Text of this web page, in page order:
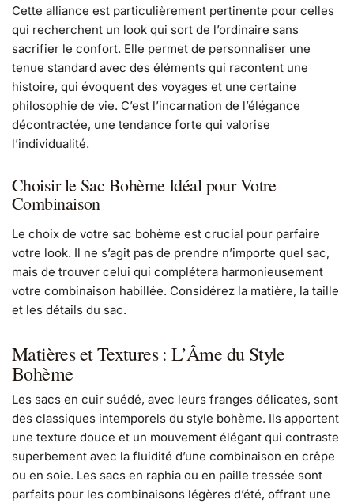
Cette alliance est particulièrement pertinente pour celles
qui recherchent un look qui sort de l’ordinaire sans
sacrifier le confort. Elle permet de personnaliser une
tenue standard avec des éléments qui racontent une
histoire, qui évoquent des voyages et une certaine
philosophie de vie. C’est l’incarnation de l’élégance
décontractée, une tendance forte qui valorise
l’individualité.
Choisir le Sac Bohème Idéal pour Votre
Combinaison
Le choix de votre sac bohème est crucial pour parfaire
votre look. Il ne s’agit pas de prendre n’importe quel sac,
mais de trouver celui qui complétera harmonieusement
votre combinaison habillée. Considérez la matière, la taille
et les détails du sac.
Matières et Textures : L’Âme du Style
Bohème
Les sacs en cuir suédé, avec leurs franges délicates, sont
des classiques intemporels du style bohème. Ils apportent
une texture douce et un mouvement élégant qui contraste
superbement avec la fluidité d’une combinaison en crêpe
ou en soie. Les sacs en raphia ou en paille tressée sont
parfaits pour les combinaisons légères d’été, offrant une